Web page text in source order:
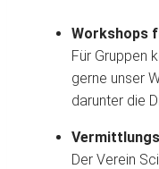
Workshops
Für Gruppen
gerne unser
darunter die
Der Verein